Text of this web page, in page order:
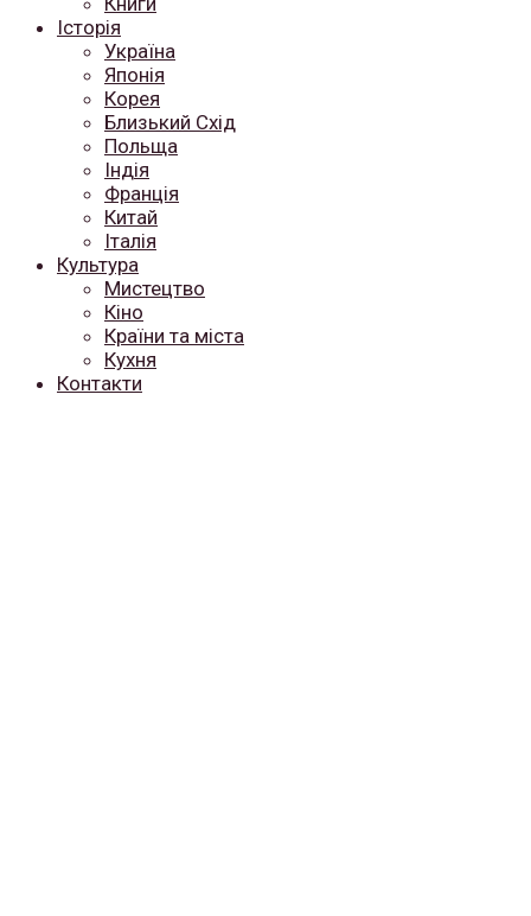
Історія
Україна
Японія
Корея
Близький Схід
Польща
Індія
Франція
Китай
Італія
Культура
Мистецтво
Кіно
Країни та міста
Кухня
Контакти